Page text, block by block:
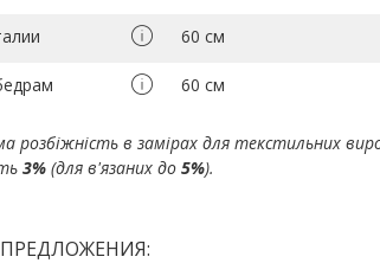
60 см
60 см
розбіжність в замірах для текстильних
3% (для в'язаних до 5%).